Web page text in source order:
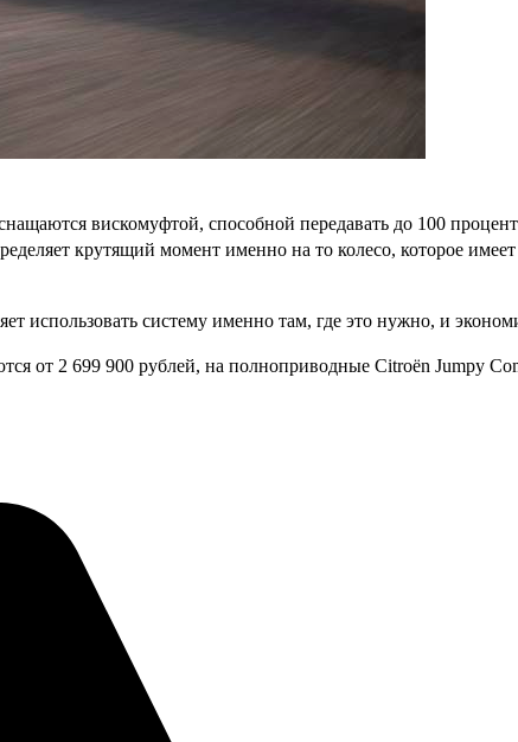
вискомуфтой, способной передавать до 100
крутящий момент именно на то колесо, которое
систему именно там, где это нужно, и
от 2 699 900 рублей, на полноприводные Citroёn Jumpy